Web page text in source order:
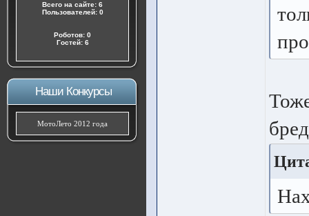
Всего на сайте: 6
Пользователей: 0
Роботов: 0
Гостей: 6
Наши Конкурсы
МотоЛето 2012 года